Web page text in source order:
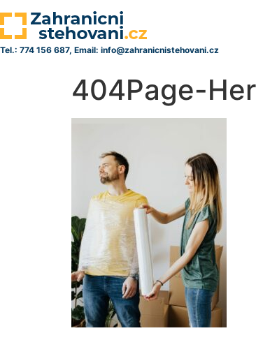
Tel.: 774 156 687, Email: info@zahranicnistehovani.cz
404Page-